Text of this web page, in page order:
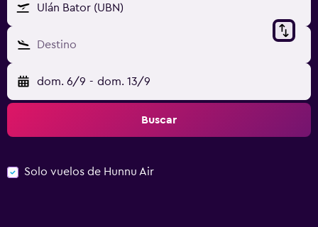
Ulán Bator (UBN)
Destino
dom. 6/9 - dom. 13/9
Buscar
Solo vuelos de Hunnu Air